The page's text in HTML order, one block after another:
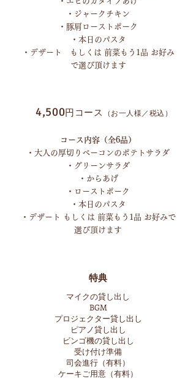
・ジャークチキン
・豚肩ローストポーク
・本日のパスタ
・デザート もしくは 前菜もう1品 お好み
で選び頂けます
4,500円コース （お一人様／税込）
コース内容（全6品）
・大人の厚切りベーコンのポテトサラダ
・グリーンサラダ
・からあげ
・ローストポーク
・本日のパスタ
・デザート もしくは 前菜もう1品 お好みで
選び頂けます
特典
​マイクの貸し出し
BGM
プロジェクター貸し出し
ピアノ貸し出し
ビンゴ機の貸し出し
受け付け準備​
司会進行（有料）
​ケーキご用意（有料）